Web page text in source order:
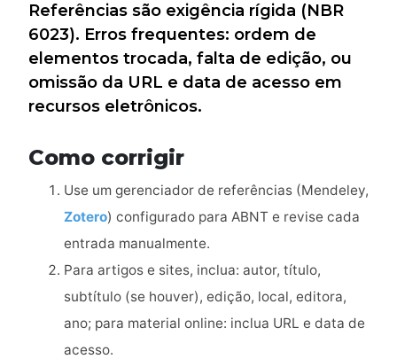
Referências são exigência rígida (NBR
6023). Erros frequentes: ordem de
elementos trocada, falta de edição, ou
omissão da URL e data de acesso em
recursos eletrônicos.
Como corrigir
Use um gerenciador de referências (Mendeley,
Zotero) configurado para ABNT e revise cada
entrada manualmente.
Para artigos e sites, inclua: autor, título,
subtítulo (se houver), edição, local, editora,
ano; para material online: inclua URL e data de
acesso.